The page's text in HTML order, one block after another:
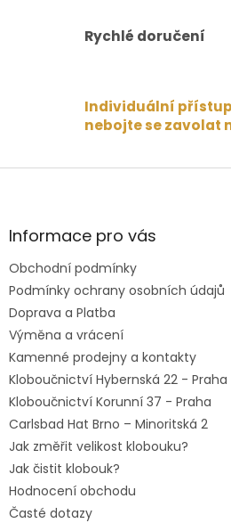
i
Rychlé doručení
Individuální
nebojte se zavolat
Z
aInformace pro vás
Obchodní podmínky
Podmínky ochrany osobních údajů
Doprava a Platba
Výměna a vrácení
Kamenné prodejny a kontakty
Kloboučnictví Hybernská 22 - Praha
Kloboučnictví Korunní 37 - Praha
Carlsbad Hat Brno – Minoritská 2
Jak změřit velikost klobouku?
Jak čistit klobouk?
Hodnocení obchodu
Časté dotazy